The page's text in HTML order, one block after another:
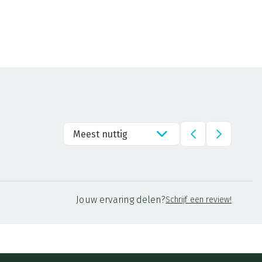
Meest nuttig
Jouw ervaring delen?Schrijf een review!